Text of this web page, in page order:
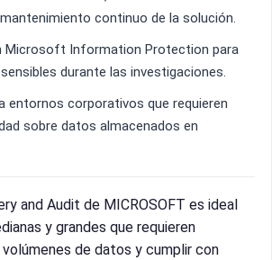
continuo de la solución.
Microsoft Information Protection para
durante las investigaciones.
entornos corporativos que requieren
sobre datos almacenados en
and Audit de MICROSOFT es ideal
y grandes que requieren
de datos y cumplir con